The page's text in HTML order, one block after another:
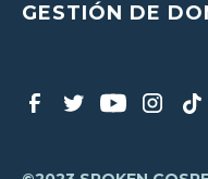
GESTIÓN DE